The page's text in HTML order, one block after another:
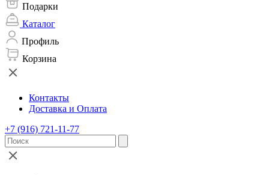
Подарки
Каталог
Профиль
Корзина
Контакты
Доставка и Оплата
+7 (916) 721-11-77